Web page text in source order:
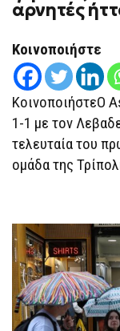
αρνητές
Κοινοποιήστε
ΚοινοποιήστεΟ
1-1 με τον
τελευταία του
ομάδα της